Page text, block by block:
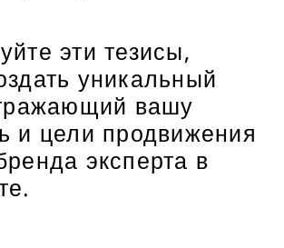
эти тезисы,
уникальный
вашу
и цели продвижения
эксперта в